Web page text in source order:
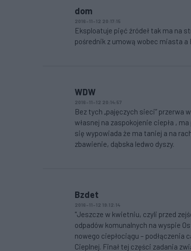
dom
2016-11-12 20:17:15
Eksploatuje pięć źródeł tak ma na
pośrednik z umową wobec miasta a
WDW
2016-11-12 20:14:57
Bez tych „pajęczych sieci” przerwa
własnej na zaspokojenie ciepła ,
się wypowiada że ma taniej a na
zbawienie, dąbska ledwo dyszy.
Bzdet
2016-11-12 19:12:14
"Jeszcze w kwietniu, czyli przed
odpadów komunalnych na wyspie
nowego ciepłociągu –
Cieplnej. Finał tej części zadania